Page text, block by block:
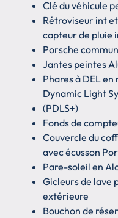
Clé du véhicule
Rétroviseur int
capteur de pluie
Porsche
Jantes peintes
Phares à DEL
Dynamic Light
(PDLS+)
Fonds de
Couvercle du
avec écusson
Pare-soleil en
Gicleurs de lave
extérieure
Bouchon de